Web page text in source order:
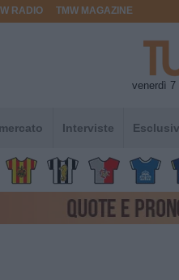
RADIO TMW MAGAZINE
venerdì 7
Interviste